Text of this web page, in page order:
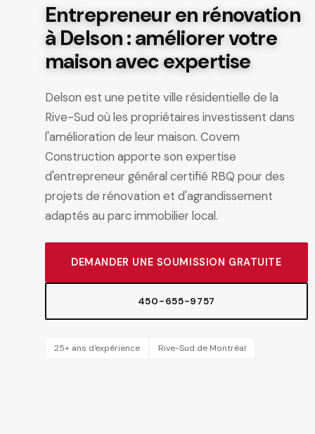
Entrepreneur en rénovation
à Delson : améliorer votre
maison avec expertise
Delson est une petite ville résidentielle de la
Rive-Sud où les propriétaires investissent dans
l'amélioration de leur maison. Covem
Construction apporte son expertise
d'entrepreneur général certifié RBQ pour des
projets de rénovation et d'agrandissement
adaptés au parc immobilier local.
DEMANDER UNE SOUMISSION GRATUITE
450-655-9757
25+ ans d'expérience Rive-Sud de Montréal